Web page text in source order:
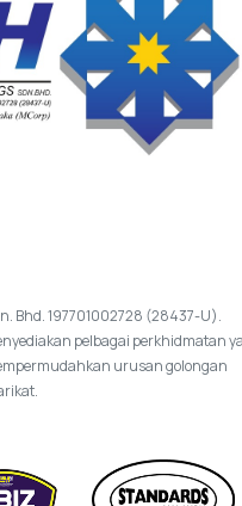
Bhd. 197701002728 (28437-U).
pelbagai perkhidmatan
urusan golongan